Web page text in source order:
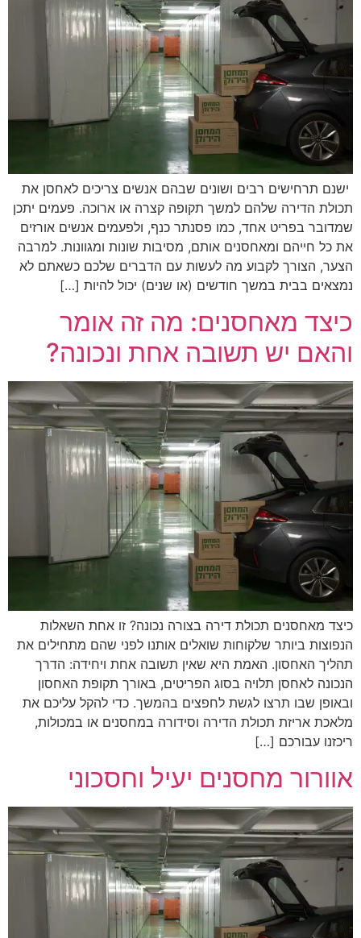
ישנם תרחישים רבים ושונים שבהם אנשים צריכים לאחסן את
תכולת הדירה שלהם למשך תקופה קצרה או ארוכה. פעמים יתכן
שמדובר בפריט אחד, כמו פסנתר כנף, ולפעמים אנשים אורזים
את כל חייהם ומאחסנים אותם, מסיבות שונות ומגוונות. למרבה
הצער, הצורך לקבוע מה לעשות עם הדברים שלכם כשאתם לא
נמצאים בבית במשך חודשים (או שנים) יכול להיות […]
כיצד מאחסנים: מה זה אומר
והאם יש תשובה אחת ונכונה?
כיצד מאחסנים תכולת דירה בצורה נכונה? זו אחת השאלות
הנפוצות ביותר שלקוחות שואלים אותנו לפני שהם מתחילים את
תהליך האחסון. האמת היא שאין תשובה אחת ויחידה: הדרך
הנכונה לאחסן תלויה בסוג הפריטים, באורך תקופת האחסון
ובאופן שבו תרצו לגשת לחפצים בהמשך. כדי להקל עליכם את
מלאכת אריזת תכולת הדירה וסידורה במחסנים או במכולות,
ריכזנו עבורכם […]
אוורור מחסנים יעיל וחסכוני